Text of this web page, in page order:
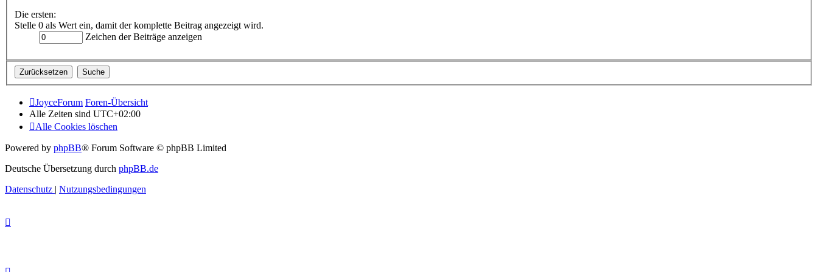
Die ersten:
Stelle 0 als Wert ein, damit der komplette Beitrag angezeigt wird.
Zeichen der Beiträge anzeigen
JoyceForum Foren-Übersicht
Alle Zeiten sind UTC+02:00
Alle Cookies löschen
Powered by phpBB® Forum Software © phpBB Limited
Deutsche Übersetzung durch phpBB.de
Datenschutz | Nutzungsbedingungen